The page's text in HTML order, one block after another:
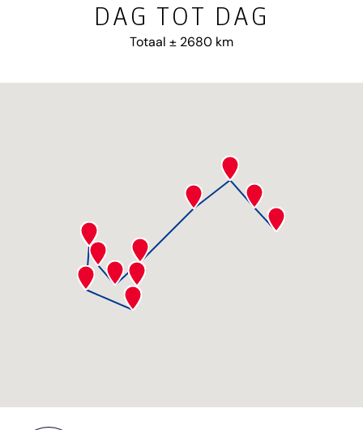
DAG TOT DAG
Totaal ± 2680 km